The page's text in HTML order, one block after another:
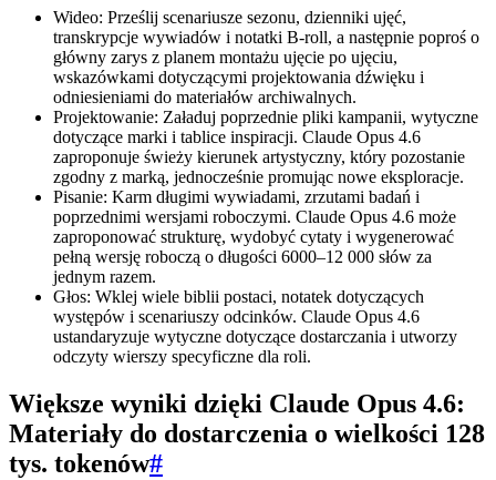
Wideo: Prześlij scenariusze sezonu, dzienniki ujęć,
transkrypcje wywiadów i notatki B‑roll, a następnie poproś o
główny zarys z planem montażu ujęcie po ujęciu,
wskazówkami dotyczącymi projektowania dźwięku i
odniesieniami do materiałów archiwalnych.
Projektowanie: Załaduj poprzednie pliki kampanii, wytyczne
dotyczące marki i tablice inspiracji. Claude Opus 4.6
zaproponuje świeży kierunek artystyczny, który pozostanie
zgodny z marką, jednocześnie promując nowe eksploracje.
Pisanie: Karm długimi wywiadami, zrzutami badań i
poprzednimi wersjami roboczymi. Claude Opus 4.6 może
zaproponować strukturę, wydobyć cytaty i wygenerować
pełną wersję roboczą o długości 6000–12 000 słów za
jednym razem.
Głos: Wklej wiele biblii postaci, notatek dotyczących
występów i scenariuszy odcinków. Claude Opus 4.6
ustandaryzuje wytyczne dotyczące dostarczania i utworzy
odczyty wierszy specyficzne dla roli.
Większe wyniki dzięki Claude Opus 4.6:
Materiały do dostarczenia o wielkości 128
tys. tokenów#